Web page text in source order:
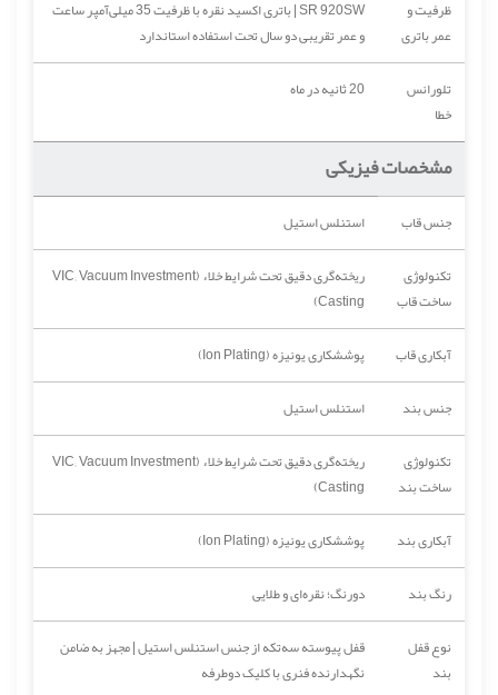
ظرفیت و
عمر باتری
SR 920SW | باتری اکسید نقره با ظرفیت 35 میلی‌آمپر ساعت
و عمر تقریبی دو سال تحت استفاده استاندارد
تلورانس
خطا
20 ثانیه در ماه
مشخصات فیزیکی
جنس قاب
استنلس استیل
تکنولوژی
ساخت قاب
ریخته‌گری دقیق تحت شرایط خلاء (VIC; Vacuum Investment
Casting)
آبکاری قاب
پوششکاری یونیزه (Ion Plating)
جنس بند
استنلس استیل
تکنولوژی
ساخت بند
ریخته‌گری دقیق تحت شرایط خلاء (VIC; Vacuum Investment
Casting)
آبکاری بند
پوششکاری یونیزه (Ion Plating)
رنگ بند
دورنگ؛ نقره‌ای و طلایی
نوع قفل
بند
قفل پیوسته سه‌تکه از جنس استنلس استیل | مجهز به ضامن
نگهدارنده فنری با کلیک دوطرفه